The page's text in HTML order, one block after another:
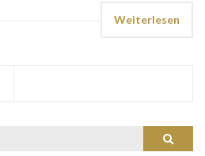
Weiterlesen
Suchen